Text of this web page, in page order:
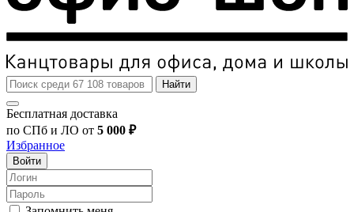
Найти
Бесплатная доставка
по СПб и ЛО от 5 000 ₽
Избранное
Войти